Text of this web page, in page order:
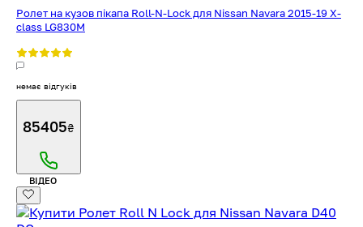
Ролет на кузов пікапа Roll-N-Lock для Nissan Navara 2015-19 X-
class LG830M
немає відгуків
85405₴
ВІДЕО